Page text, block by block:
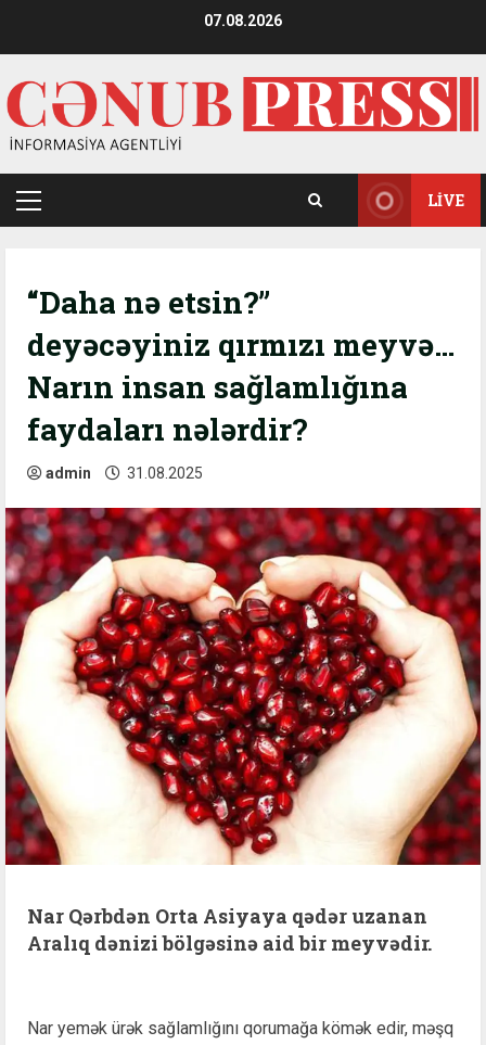
07.08.2026
Primary
LIVE
“Daha nə etsin?”
deyəcəyiniz qırmızı meyvə…
Narın insan sağlamlığına
faydaları nələrdir?
admin 31.08.2025
Nar Qərbdən Orta Asiyaya qədər uzanan
Aralıq dənizi bölgəsinə aid bir meyvədir.
Nar yemək ürək sağlamlığını qorumağa kömək edir, məşq